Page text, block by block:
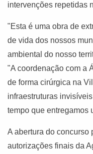
intervenções repetidas
"Esta é uma obra de
de vida dos nossos
ambiental do nosso
"A coordenação com a
de forma cirúrgica na
infraestruturas
tempo que entregamos
A abertura do concurso
autorizações finais da